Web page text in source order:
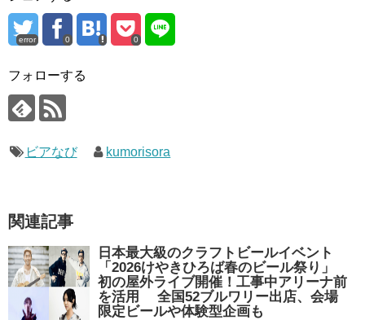
error 0 0
フォローする
ビアなび kumorisora
関連記事
日本最大級のクラフトビールイベント
「2026けやきひろば春のビール祭り」
初の屋外ライブ開催！工事中アリーナ前
を活用 全国52ブルワリー出店、会場
限定ビールや体験型企画も